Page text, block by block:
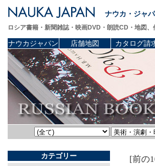
ナウカ・ジャ
ロシア書籍・新聞雑誌・映画DVD・朗読CD・地図
ナウカジャパン 店舗地図 カタログ請
カテゴリー [前の